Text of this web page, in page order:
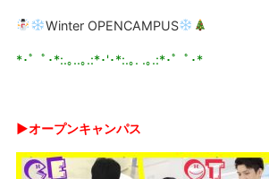
Winter OPENCAMPUS
*･゜ﾟ･*:.｡..｡.:*･'･*:.｡. .｡.:*･゜ﾟ･*
▶︎オープンキャンパス